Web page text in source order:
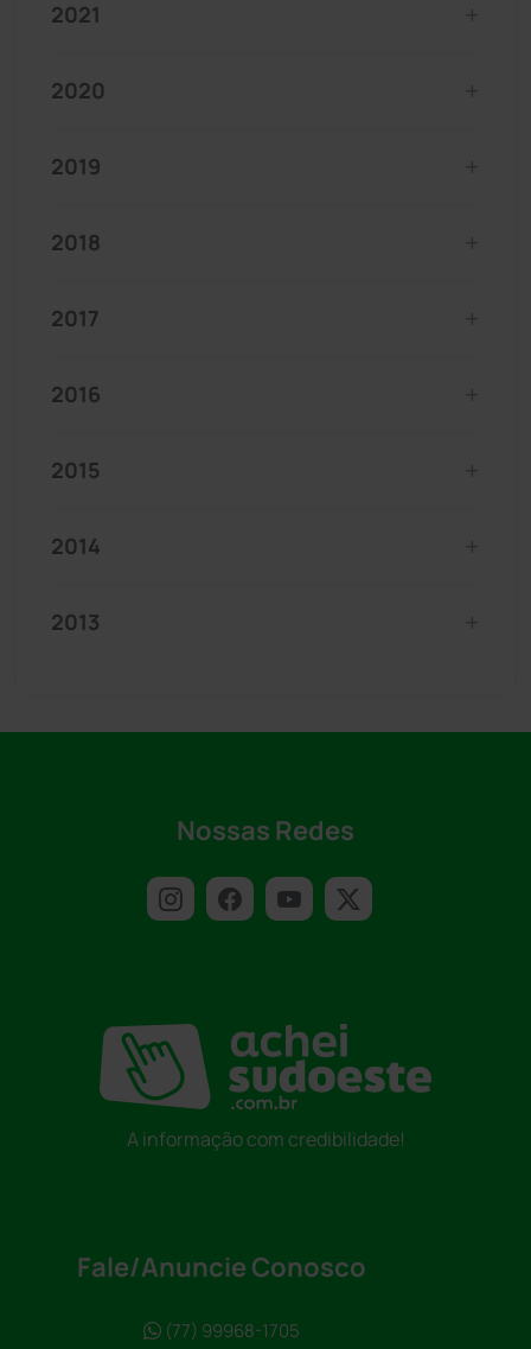
2021
2020
2019
2018
2017
2016
2015
2014
2013
Nossas Redes
A informação com credibilidade!
Fale/Anuncie Conosco
(77) 99968-1705